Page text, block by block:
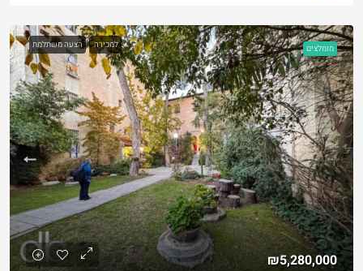
מומלצים למכירה הצעה משתלמת
₪5,280,000